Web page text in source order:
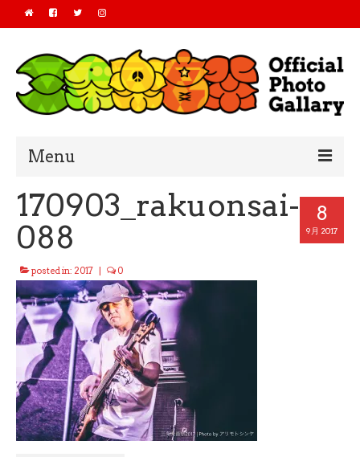
Menu
Home
2019
2018
2017
2016
All Photo
Official Site
8
9月 2017
170903_rakuonsai-
088
posted in: 2017 0